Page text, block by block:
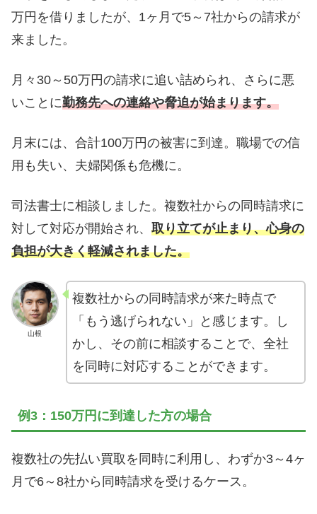
万円を借りましたが、1ヶ月で5～7社からの請求が
来ました。
月々30～50万円の請求に追い詰められ、さらに悪
いことに勤務先への連絡や脅迫が始まります。
月末には、合計100万円の被害に到達。職場での信
用も失い、夫婦関係も危機に。
司法書士に相談しました。複数社からの同時請求に
対して対応が開始され、 取り立てが止まり、心身の
負担が大きく軽減されました。
山根
複数社からの同時請求が来た時点で
「もう逃げられない」と感じます。し
かし、その前に相談することで、全社
を同時に対応することができます。
例3：150万円に到達した方の場合
複数社の先払い買取を同時に利用し、わずか3～4ヶ
月で6～8社から同時請求を受けるケース。